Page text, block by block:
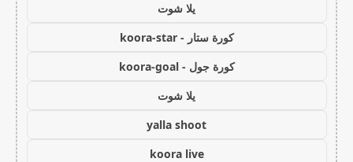
يلا شوت
كورة ستار - koora-star
كورة جول - koora-goal
يلا شوت
yalla shoot
koora live